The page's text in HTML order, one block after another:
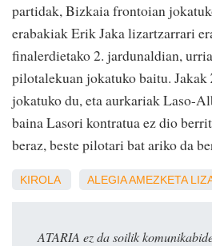
partidak, Bizkaia frontoian
erabakiak Erik Jaka lizartzarrari
finalerdietako 2. jardunaldian,
pilotalekuan jokatuko baitu. Jakak
jokatuko du, eta aurkariak Laso-
baina Lasori kontratua ez dio
beraz, beste pilotari bat ariko da
KIROLA ALEGIAAMEZKETA
ATARIA ez da soilik